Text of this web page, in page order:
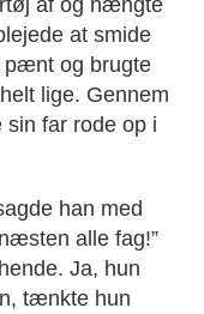
af og hængte
at smide
pænt og brugte
lige. Gennem
far rode op i
han med
alle fag!”
Ja, hun
tænkte hun